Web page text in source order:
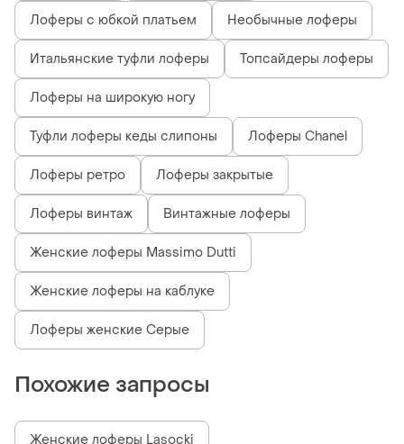
Лоферы с юбкой платьем Необычные лоферы
Итальянские туфли лоферы Топсайдеры лоферы
Лоферы на широкую ногу
Туфли лоферы кеды слипоны Лоферы Chanel
Лоферы ретро Лоферы закрытые
Лоферы винтаж Винтажные лоферы
Женские лоферы Massimo Dutti
Женские лоферы на каблуке
Лоферы женские Серые
Похожие запросы
Женские лоферы Lasocki